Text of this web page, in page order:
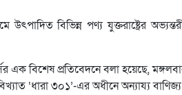
উৎপাদিত বিভিন্ন পণ্য যুক্তরাষ্ট্রের
এক বিশেষ প্রতিবেদনে বলা হয়েছে,
‘ধারা ৩০১’-এর অধীনে অন্যায্য